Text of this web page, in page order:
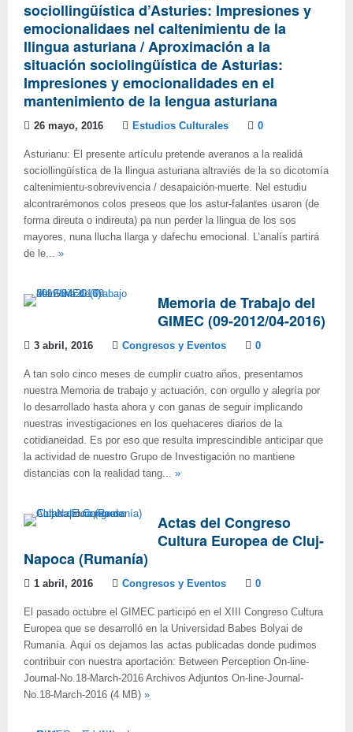
sociollingüística d’Asturies: Impresiones y
emocionalidaes nel caltenimientu de la
llingua asturiana / Aproximación a la
situación sociolingüística de Asturias:
Impresiones y emocionalidades en el
mantenimiento de la lengua asturiana
26 mayo, 2016 Estudios Culturales 0
Asturianu: El presente artículu pretende averanos a la realidá
sociollingüística de la llingua asturiana altraviés de la so dicotomía
caltenimientu-sobrevivencia / desapaición-muerte. Nel estudiu
alcontrarémonos colos preseos que los astur-falantes usaron (de
forma direuta o indireuta) pa nun perder la llingua de los sos
mayores, nuna llucha llarga y dafechu emocional. L’analís partirá
de le... »
Memoria de Trabajo del
GIMEC (09-2012/04-2016)
3 abril, 2016 Congresos y Eventos 0
A tan solo cinco meses de cumplir cuatro años, presentamos
nuestra Memoria de trabajo y actuación, con orgullo y alegría por
lo desarrollado hasta ahora y con ganas de seguir implicando
nuestras investigaciones en los quehaceres diarios de la
cotidianeidad. Es por eso que resulta imprescindible anticipar que
la actividad de nuestro Grupo de Investigación no mantiene
distancias con la realidad tang... »
Actas del Congreso
Cultura Europea de Cluj-
Napoca (Rumanía)
1 abril, 2016 Congresos y Eventos 0
El pasado octubre el GIMEC participó en el XIII Congreso Cultura
Europea que se desarrolló en la Universidad Babes Bolyai de
Rumanía. Aquí os dejamos las actas publicadas donde pudimos
contribuir con nuestra aportación: Between Perception On-line-
Journal-No.18-March-2016 Archivos Adjuntos On-line-Journal-
No.18-March-2016 (4 MB) »